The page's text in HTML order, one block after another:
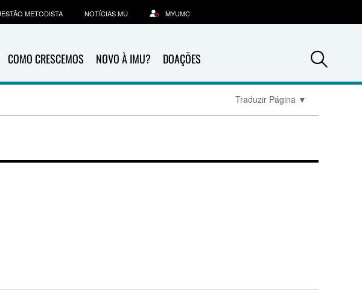
COMO CRESCEMOS NOVO À IMU? DOAÇÕES
METODISTA NOTÍCIAS MU MYUMC
Traduzir Página ▼